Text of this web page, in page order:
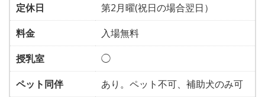
定休日
第2月曜(祝日の場合翌日）
料金
入場無料
授乳室
◯
ペット同伴
あり。ペット不可、補助犬のみ可